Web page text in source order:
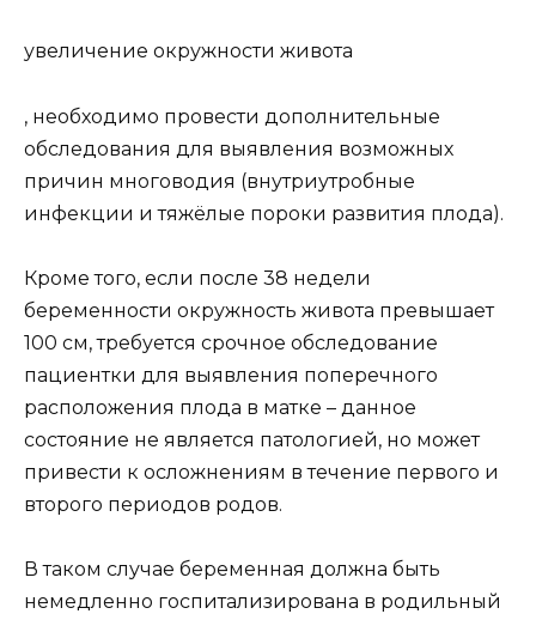
увеличение окружности живота
, необходимо провести дополнительные
обследования для выявления возможных
причин многоводия (внутриутробные
инфекции и тяжёлые пороки развития плода).
Кроме того, если после 38 недели
беременности окружность живота превышает
100 см, требуется срочное обследование
пациентки для выявления поперечного
расположения плода в матке – данное
состояние не является патологией, но может
привести к осложнениям в течение первого и
второго периодов родов.
В таком случае беременная должна быть
немедленно госпитализирована в родильный